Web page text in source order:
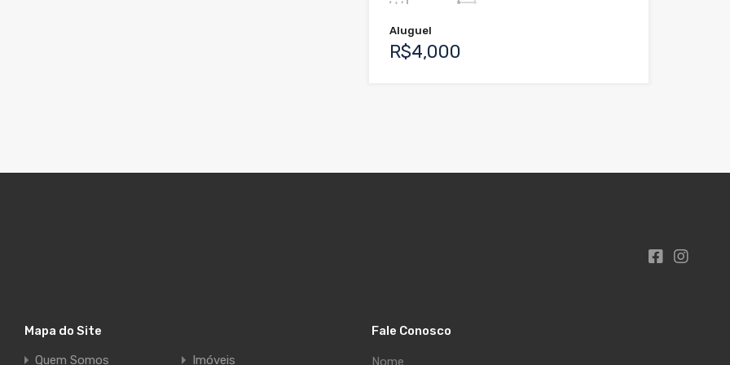
Aluguel
R$4,000
Mapa do Site
Quem Somos
Imóveis
Fale Conosco
Nome